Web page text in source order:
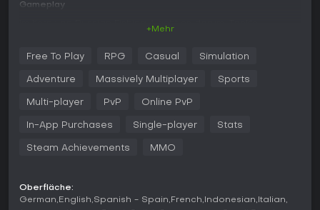
Gameplay
Hunderten von Ruten, Rollen und Zubehör, um über 230
Fischarten zu jagen, deren Verhalten von Wetter, Tageszeit
Gewässer, angle vom Ufer oder vom Boot aus. Das Spiel
Bodenangeln, Spinnfischen und Meeresmethoden, alles
wie Kochen. Fische reagieren dynamisch, sodass du Tackle
und Taktiken anpassen musst, um Trophäen zu landen. So
+Mehr
Free To Play RPG Casual Simulation
Adventure Massively Multiplayer Sports
Multi-player PvP Online PvP
In-App Purchases Single-player Stats
Steam Achievements MMO
Oberfläche:
German English Spanish - Spain French Indonesian Italian